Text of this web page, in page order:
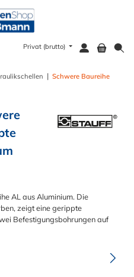
Privat (brutto)
| Schwere Baureihe